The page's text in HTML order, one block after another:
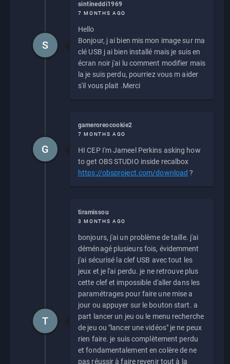
sintineddi1969
7 MONTHS AGO
Hello
Bonjour, j ai bien mis mon image sur ma
clé USB j ai bien installé mais je suis en
écran noir j'ai lu comment modifier mais
la je suis perdu, pourriez vous m aider
s'il vous plait .Merci
S
gameroreocookie2
7 MONTHS AGO
HI CEP I'm Jameel Perkins asking how
to get OBS STUDIO inside recalbox
https://obsproject.com/download ?
G
tiramissou
3 MONTHS AGO
bonjours, j'ai un problème de taille. j'ai
déménagé plusieurs fois, évidemment
j'ai sécurisé la clef USB avec tout les
jeux et je l'ai perdu. je ne retrouve plus
cette clef et impossible d'aller dans les
paramétrages pour faire une mise a
jour ou appuyer sur le bouton start. a
part lancer un jeu ou le menu recherche
de jeu ou "lancer une vidéos" je ne peux
rien faire. je suis complètement perdu
et fondamentalement en colère de ne
pas réussir à faire revenir tout à la
T